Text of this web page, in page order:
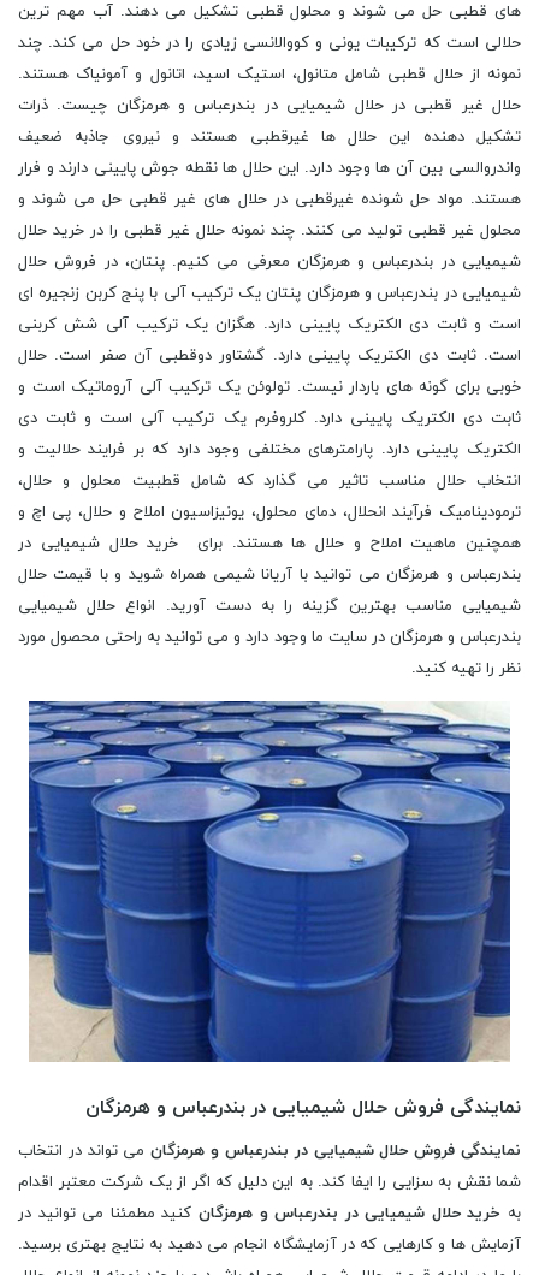
های قطبی حل می شوند و محلول قطبی تشکیل می دهند. آب مهم ترین
حلالی است که ترکیبات یونی و کووالانسی زیادی را در خود حل می کند. چند
نمونه از حلال قطبی شامل متانول، استیک اسید، اتانول و آمونیاک هستند.
حلال غیر قطبی در حلال شیمیایی در بندرعباس و هرمزگان چیست. ذرات
تشکیل دهنده این حلال ها غیرقطبی هستند و نیروی جاذبه ضعیف
واندروالسی بین آن ها وجود دارد. این حلال ها نقطه جوش پایینی دارند و فرار
هستند. مواد حل شونده غیرقطبی در حلال های غیر قطبی حل می شوند و
محلول غیر قطبی تولید می کنند. چند نمونه حلال غیر قطبی را در خرید حلال
شیمیایی در بندرعباس و هرمزگان معرفی می کنیم. پنتان، در فروش حلال
شیمیایی در بندرعباس و هرمزگان پنتان یک ترکیب آلی با پنج کربن زنجیره ای
است و ثابت دی الکتریک پایینی دارد. هگزان یک ترکیب آلی شش کربنی
است. ثابت دی الکتریک پایینی دارد. گشتاور دوقطبی آن صفر است. حلال
خوبی برای گونه های باردار نیست. تولوئن یک ترکیب آلی آروماتیک است و
ثابت دی الکتریک پایینی دارد. کلروفرم یک ترکیب آلی است و ثابت دی
الکتریک پایینی دارد. پارامترهای مختلفی وجود دارد که بر فرایند حلالیت و
انتخاب حلال مناسب تاثیر می گذارد که شامل قطبیت محلول و حلال،
ترمودینامیک فرآیند انحلال، دمای محلول، یونیزاسیون املاح و حلال، پی اچ و
همچنین ماهیت املاح و حلال ها هستند. برای خرید حلال شیمیایی در
بندرعباس و هرمزگان می توانید با آریانا شیمی همراه شوید و با قیمت حلال
شیمیایی مناسب بهترین گزینه را به دست آورید. انواع حلال شیمیایی
بندرعباس و هرمزگان در سایت ما وجود دارد و می توانید به راحتی محصول مورد
نظر را تهیه کنید.
نمایندگی فروش حلال شیمیایی در بندرعباس و هرمزگان
نمایندگی فروش حلال شیمیایی در بندرعباس و هرمزگان می تواند در انتخاب
شما نقش به سزایی را ایفا کند. به این دلیل که اگر از یک شرکت معتبر اقدام
به خرید حلال شیمیایی در بندرعباس و هرمزگان کنید مطمئنا می توانید در
آزمایش ها و کارهایی که در آزمایشگاه انجام می دهید به نتایج بهتری برسید.